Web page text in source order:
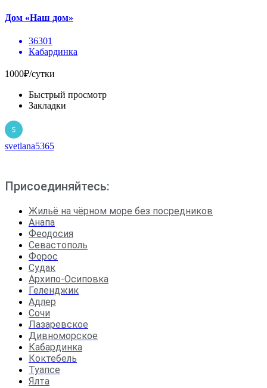
Дом «Наш дом»
36301
Кабардинка
1000₽/сутки
Быстрый просмотр
Закладки
svetlana5365
Присоединяйтесь:
Жильё на чёрном море без посредников
Анапа
Феодосия
Севастополь
Форос
Судак
Архипо-Осиповка
Геленджик
Адлер
Сочи
Лазаревское
Дивноморское
Кабардинка
Коктебель
Туапсе
Ялта